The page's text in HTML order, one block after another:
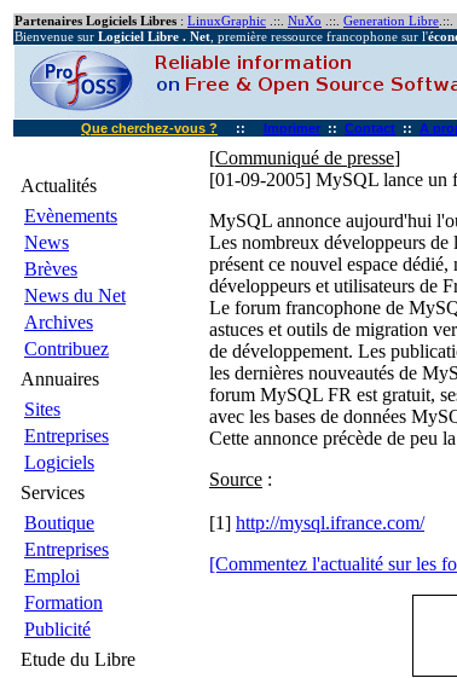
Partenaires Logiciels Libres : LinuxGraphic .::. NuXo .::. Generation Libre .::.
Bienvenue sur Logiciel Libre . Net , première ressource francophone sur l'
Que cherchez-vous ? :: Imprimer :: Contact :: A
Actualités
Evènements
News
Brèves
News du Net
Archives
Contribuez
Annuaires
Sites
Entreprises
Logiciels
Services
Boutique
Entreprises
Emploi
Formation
Publicité
Etude du Libre
[Communiqué de presse]
[01-09-2005] MySQL lance un
MySQL annonce aujourd'hui
Les nombreux développeurs de
présent ce nouvel espace
développeurs et utilisateurs de
Le forum francophone de
astuces et outils de migration
de développement. Les
les dernières nouveautés de
forum MySQL FR est gratuit,
avec les bases de données
Cette annonce précède de peu
Source :
[1] http://mysql.ifrance.com/
[Commentez l'actualité sur les